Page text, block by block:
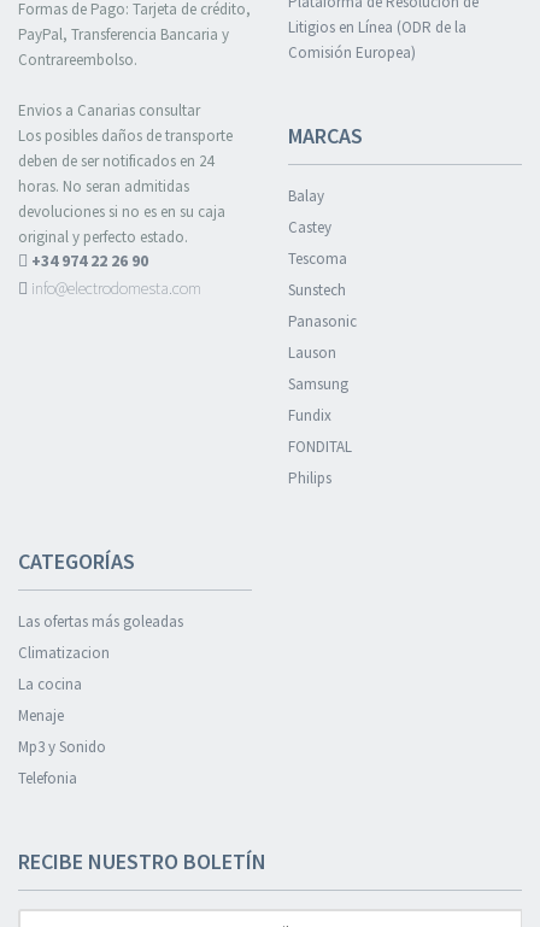
Formas de Pago: Tarjeta de crédito,
PayPal, Transferencia Bancaria y
Contrareembolso.
Envios a Canarias consultar
Los posibles daños de transporte
deben de ser notificados en 24
horas. No seran admitidas
devoluciones si no es en su caja
original y perfecto estado.
+34 974 22 26 90
info@electrodomesta.com
Litigios en Línea (ODR de la
Comisión Europea)
MARCAS
Balay
Castey
Tescoma
Sunstech
Panasonic
Lauson
Samsung
Fundix
FONDITAL
Philips
CATEGORÍAS
Las ofertas más goleadas
Climatizacion
La cocina
Menaje
Mp3 y Sonido
Telefonia
RECIBE NUESTRO BOLETÍN